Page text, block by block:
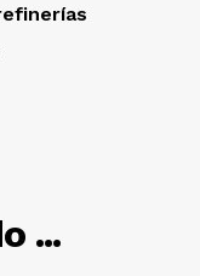
...